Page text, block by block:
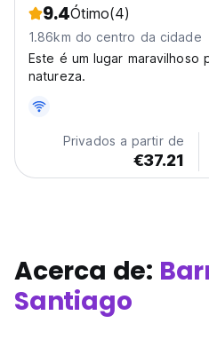
9.4Ótimo(4)
1.86km do centro da cidade
Este é um lugar maravilhoso
natureza.
Privados a partir de
€37.21
Acerca de:
Santiago